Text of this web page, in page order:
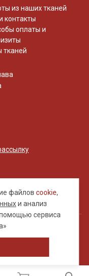
файловcookie,
и анализ
помощью сервиса
из наших тканей
контакты
оплаты и
тканей